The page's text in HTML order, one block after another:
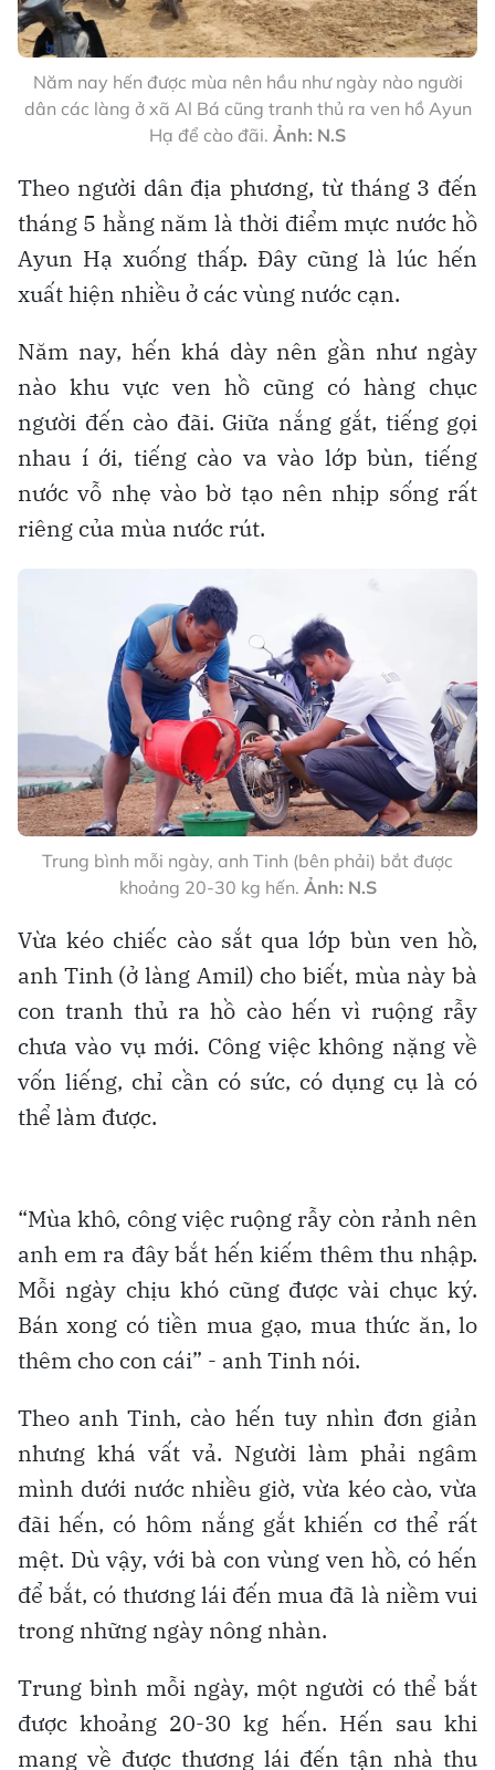
Năm nay hến được mùa nên hầu như ngày nào người
dân các làng ở xã Al Bá cũng tranh thủ ra ven hồ Ayun
Hạ để cào đãi. Ảnh: N.S
Theo người dân địa phương, từ tháng 3 đến
tháng 5 hằng năm là thời điểm mực nước hồ
Ayun Hạ xuống thấp. Đây cũng là lúc hến
xuất hiện nhiều ở các vùng nước cạn.
Năm nay, hến khá dày nên gần như ngày
nào khu vực ven hồ cũng có hàng chục
người đến cào đãi. Giữa nắng gắt, tiếng gọi
nhau í ới, tiếng cào va vào lớp bùn, tiếng
nước vỗ nhẹ vào bờ tạo nên nhịp sống rất
riêng của mùa nước rút.
Trung bình mỗi ngày, anh Tinh (bên phải) bắt được
khoảng 20-30 kg hến. Ảnh: N.S
Vừa kéo chiếc cào sắt qua lớp bùn ven hồ,
anh Tinh (ở làng Amil) cho biết, mùa này bà
con tranh thủ ra hồ cào hến vì ruộng rẫy
chưa vào vụ mới. Công việc không nặng về
vốn liếng, chỉ cần có sức, có dụng cụ là có
thể làm được.
“Mùa khô, công việc ruộng rẫy còn rảnh nên
anh em ra đây bắt hến kiếm thêm thu nhập.
Mỗi ngày chịu khó cũng được vài chục ký.
Bán xong có tiền mua gạo, mua thức ăn, lo
thêm cho con cái” - anh Tinh nói.
Theo anh Tinh, cào hến tuy nhìn đơn giản
nhưng khá vất vả. Người làm phải ngâm
mình dưới nước nhiều giờ, vừa kéo cào, vừa
đãi hến, có hôm nắng gắt khiến cơ thể rất
mệt. Dù vậy, với bà con vùng ven hồ, có hến
để bắt, có thương lái đến mua đã là niềm vui
trong những ngày nông nhàn.
Trung bình mỗi ngày, một người có thể bắt
được khoảng 20-30 kg hến. Hến sau khi
mang về được thương lái đến tận nhà thu